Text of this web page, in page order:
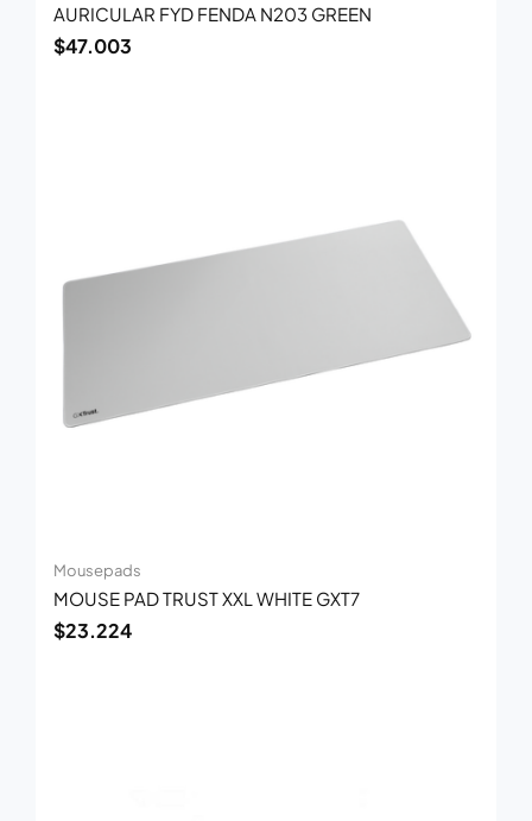
AURICULAR FYD FENDA N203 GREEN
$47.003
Mousepads
MOUSE PAD TRUST XXL WHITE GXT7
$23.224